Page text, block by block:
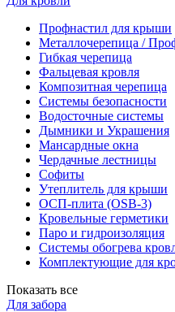
Профнастил для крыши
Металлочерепица /
Гибкая черепица
Фальцевая кровля
Композитная черепица
Системы безопасности
Водосточные системы
Дымники и Украшения
Мансардные окна
Чердачные лестницы
Софиты
Утеплитель для крыши
ОСП-плита (OSB-3)
Кровельные герметики
Паро и гидроизоляция
Системы обогрева
Комплектующие для
Показать все
Для забора